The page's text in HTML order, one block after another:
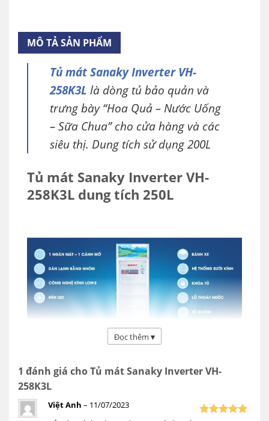
MÔ TẢ SẢN PHẨM
Tủ mát Sanaky Inverter VH-
258K3L là dòng tủ bảo quản và
trưng bày “Hoa Quả – Nước Uống
– Sữa Chua” cho cửa hàng và các
siêu thị. Dung tích sử dụng 200L
Tủ mát Sanaky Inverter VH-
258K3L dung tích 250L
Tủ mát Sanaky Inverter VH-258K3L dung tích 250L
Đọc thêm ▾
1 đánh giá choTủ mát Sanaky Inverter VH-
258K3L
Việt Anh – 11/07/2023